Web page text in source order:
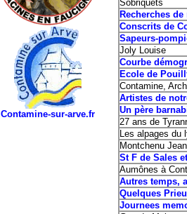
Contamine-sur-arve.fr
Sobriquets
Recherches
Conscrits de
Sapeurs-
Joly Louise
Courbe
Ecole de
Contamine,
Artistes de
Un père
27 ans de
Les alpages du
Montchenu Jean
St F de Sales
Aumônes à
Autres temps,
Quelques
Journees